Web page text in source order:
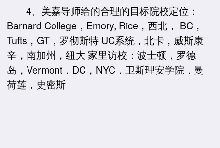
4、美嘉导师给的合理的目标院校定位：
Barnard College，Emory, Rice，西北， BC，
Tufts，GT，罗彻斯特 UC系统，北卡，威斯康
辛，南加州，纽大 家里访校：波士顿，罗德
岛，Vermont，DC，NYC，卫斯理安学院，曼
荷莲，史密斯